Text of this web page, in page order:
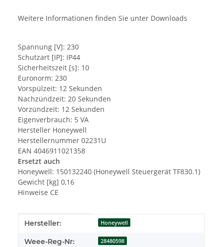
Weitere Informationen finden Sie unter Downloads
Spannung [V]: 230
Schutzart [IP]: IP44
Sicherheitszeit [s]: 10
Euronorm: 230
Vorspülzeit: 12 Sekunden
Nachzündzeit: 20 Sekunden
Vorzündzeit: 12 Sekunden
Eigenverbrauch: 5 VA
Hersteller Honeywell
Herstellernummer 02231U
EAN 4046911021358
Ersetzt auch
Honeywell: 150132240 (Honeywell Steuergerät TF830.1)
Gewicht [kg] 0,16
Hinweise CE
Produkteigenschaft
Wert
Hersteller: Honeywell
Weee-Reg-Nr: 28480598